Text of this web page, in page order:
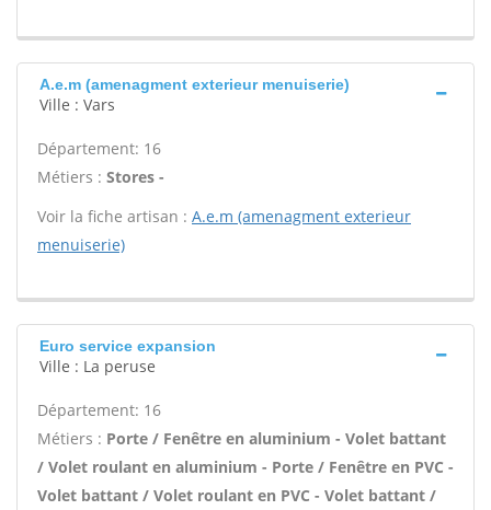
A.e.m (amenagment exterieur menuiserie)
Ville : Vars
Département: 16
Métiers : Stores -
Voir la fiche artisan : A.e.m (amenagment exterieur
menuiserie)
Euro service expansion
Ville : La peruse
Département: 16
Métiers : Porte / Fenêtre en aluminium - Volet battant
/ Volet roulant en aluminium - Porte / Fenêtre en PVC -
Volet battant / Volet roulant en PVC - Volet battant /